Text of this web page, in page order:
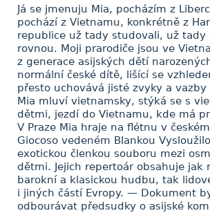
Já se jmenuju Mia, pocházím z
pochází z Vietnamu, konkrétně z
republice už tady studovali, už tady
rovnou. Moji prarodiče jsou ve
z generace asijských dětí
normální české dítě, lišící se
přesto uchovává jisté zvyky a vazby
Mia mluví vietnamsky, stýká se s
dětmi, jezdí do Vietnamu, kde má
V Praze Mia hraje na flétnu v
Giocoso vedeném Blankou
exotickou členkou souboru mezi
dětmi. Jejich repertoár obsahuje jak
barokní a klasickou hudbu, tak
i jiných částí Evropy. — Dokument
odbourávat předsudky o asijské